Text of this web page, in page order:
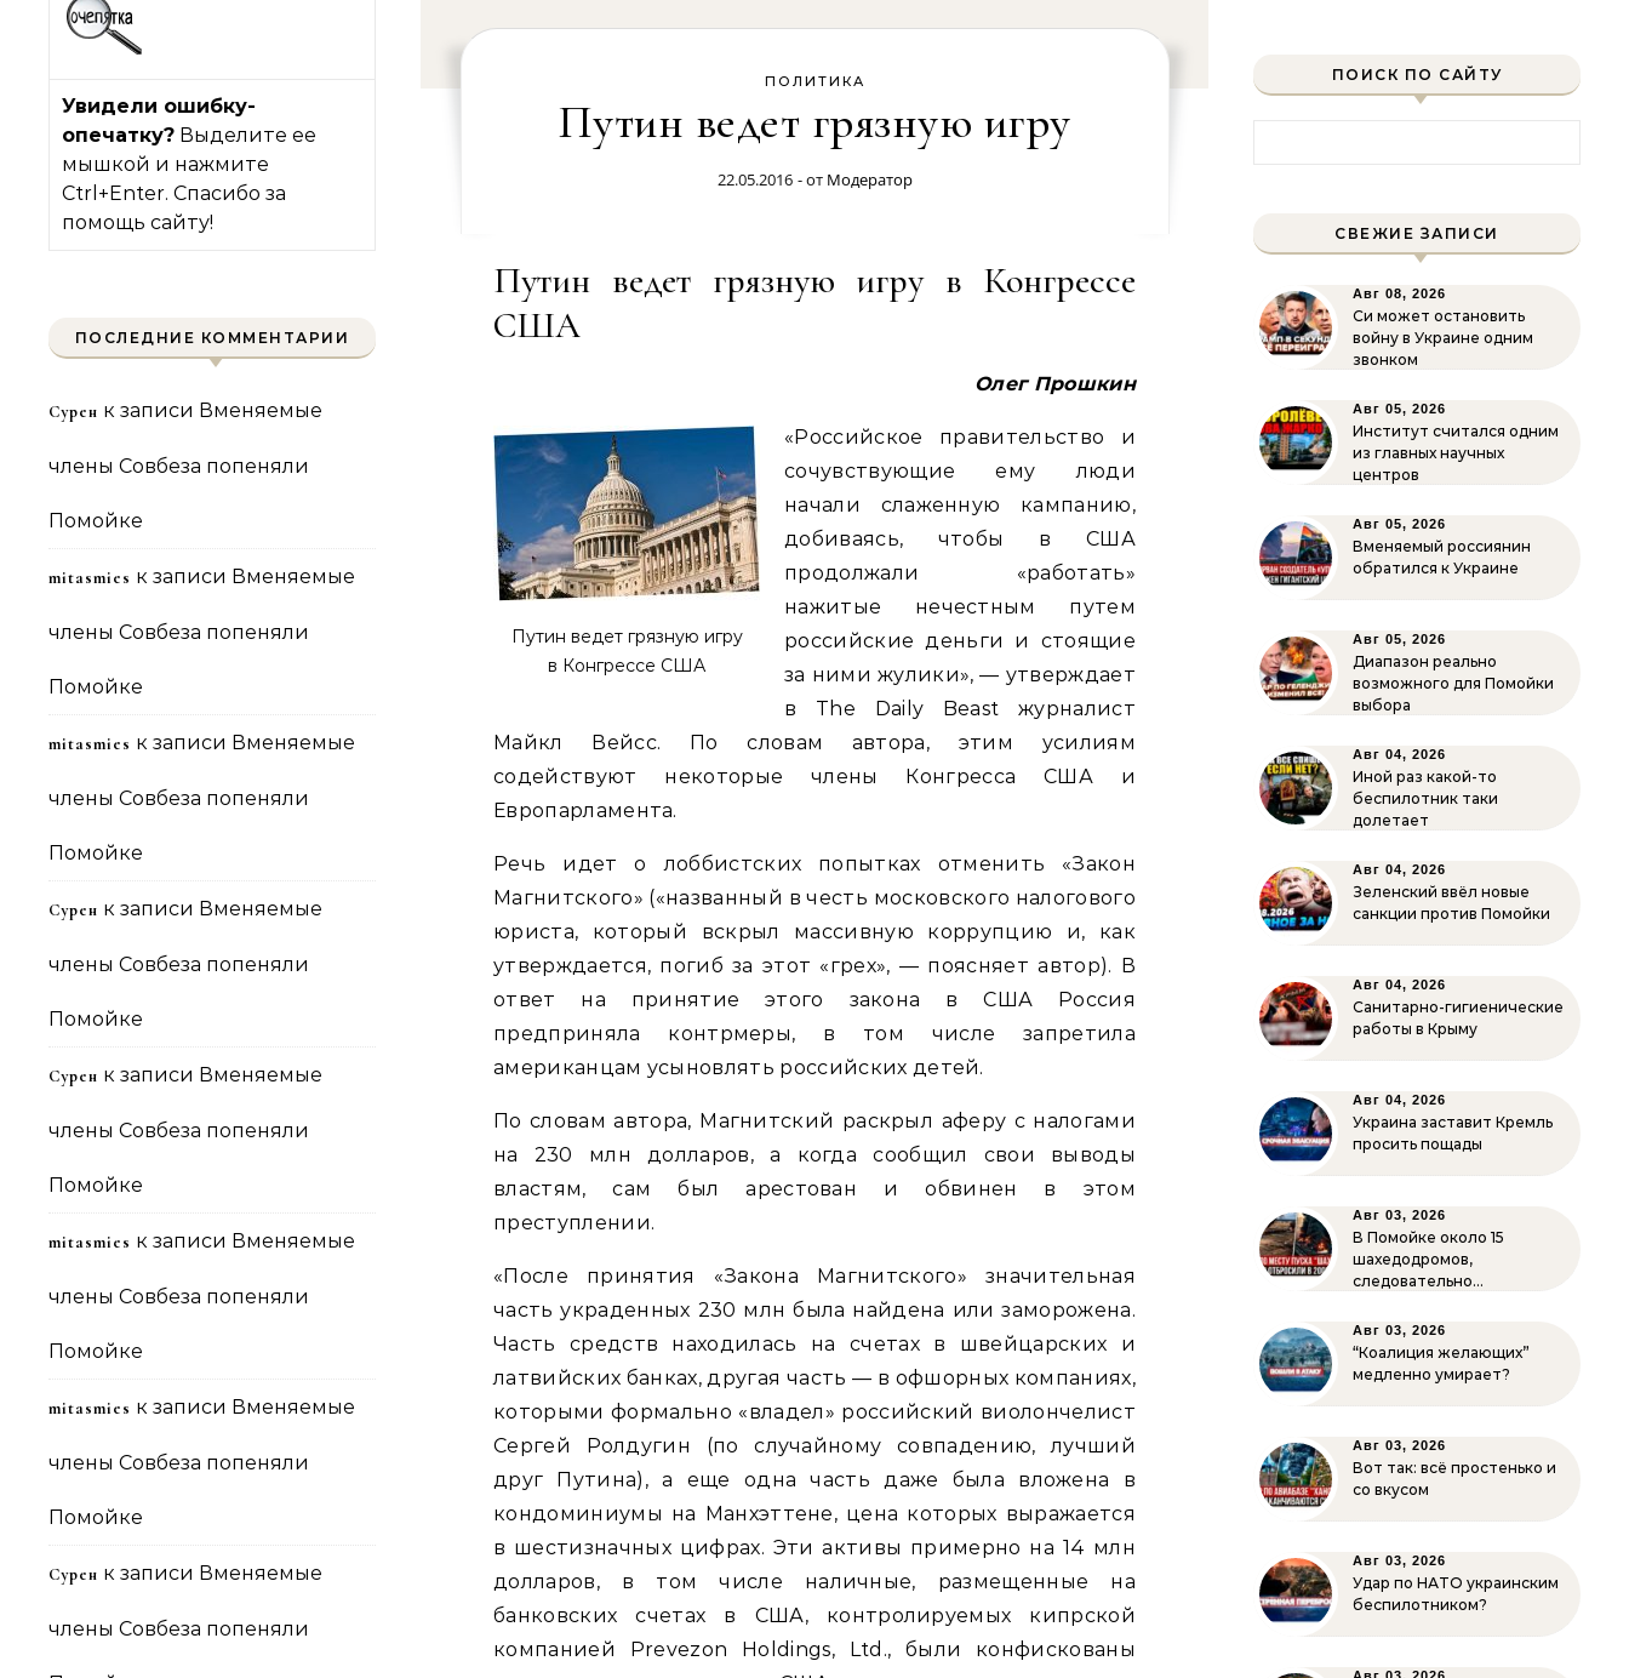
Увидели ошибку-
опечатку? Выделите ее
мышкой и нажмите
Ctrl+Enter. Спасибо за
помощь сайту!
ПОСЛЕДНИЕ КОММЕНТАРИИ
Сурен к записи Вменяемые
члены Совбеза попеняли
Помойке
mitasmies к записи Вменяемые
члены Совбеза попеняли
Помойке
mitasmies к записи Вменяемые
члены Совбеза попеняли
Помойке
Сурен к записи Вменяемые
члены Совбеза попеняли
Помойке
Сурен к записи Вменяемые
члены Совбеза попеняли
Помойке
mitasmies к записи Вменяемые
члены Совбеза попеняли
Помойке
mitasmies к записи Вменяемые
члены Совбеза попеняли
Помойке
Сурен к записи Вменяемые
члены Совбеза попеняли
ПОЛИТИКА
Путин ведет грязную игру
22.05.2016 - от Модератор
Путин ведет грязную игру в Конгрессе
США
Олег Прошкин
Путин ведет грязную игру
в Конгрессе США
«Российское правительство и
сочувствующие ему люди
начали слаженную кампанию,
добиваясь, чтобы в США
продолжали «работать»
нажитые нечестным путем
российские деньги и стоящие
за ними жулики», — утверждает
в The Daily Beast журналист
Майкл Вейсс. По словам автора, этим усилиям
содействуют некоторые члены Конгресса США и
Европарламента.
Речь идет о лоббистских попытках отменить «Закон
Магнитского» («названный в честь московского налогового
юриста, который вскрыл массивную коррупцию и, как
утверждается, погиб за этот «грех», — поясняет автор). В
ответ на принятие этого закона в США Россия
предприняла контрмеры, в том числе запретила
американцам усыновлять российских детей.
По словам автора, Магнитский раскрыл аферу с налогами
на 230 млн долларов, а когда сообщил свои выводы
властям, сам был арестован и обвинен в этом
преступлении.
«После принятия «Закона Магнитского» значительная
часть украденных 230 млн была найдена или заморожена.
Часть средств находилась на счетах в швейцарских и
латвийских банках, другая часть — в офшорных компаниях,
которыми формально «владел» российский виолончелист
Сергей Ролдугин (по случайному совпадению, лучший
друг Путина), а еще одна часть даже была вложена в
кондоминиумы на Манхэттене, цена которых выражается
в шестизначных цифрах. Эти активы примерно на 14 млн
долларов, в том числе наличные, размещенные на
банковских счетах в США, контролируемых кипрской
компанией Prevezon Holdings, Ltd., были конфискованы
ПОИСК ПО САЙТУ
СВЕЖИЕ ЗАПИСИ
Авг 08, 2026
Си может остановить
войну в Украине одним
звонком
Авг 05, 2026
Институт считался одним
из главных научных
центров
Авг 05, 2026
Вменяемый россиянин
обратился к Украине
Авг 05, 2026
Диапазон реально
возможного для Помойки
выбора
Авг 04, 2026
Иной раз какой-то
беспилотник таки
долетает
Авг 04, 2026
Зеленский ввёл новые
санкции против Помойки
Авг 04, 2026
Санитарно-гигиенические
работы в Крыму
Авг 04, 2026
Украина заставит Кремль
просить пощады
Авг 03, 2026
В Помойке около 15
шахедодромов,
следовательно…
Авг 03, 2026
“Коалиция желающих”
медленно умирает?
Авг 03, 2026
Вот так: всё простенько и
со вкусом
Авг 03, 2026
Удар по НАТО украинским
беспилотником?